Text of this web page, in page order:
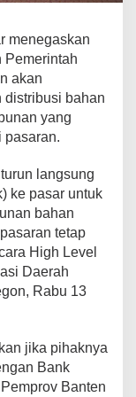
menegaskan
Pemerintah
akan
distribusi bahan
yang
pasaran.
langsung
ke pasar untuk
bahan
tetap
High Level
Daerah
Rabu 13
jika pihaknya
Bank
Banten